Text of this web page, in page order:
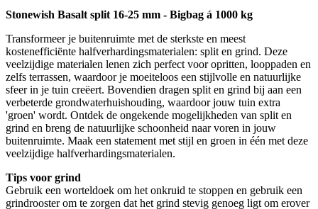
Stonewish Basalt split 16-25 mm - Bigbag á 1000 kg
Transformeer je buitenruimte met de sterkste en meest
kostenefficiënte halfverhardingsmaterialen: split en grind. Deze
veelzijdige materialen lenen zich perfect voor opritten, looppaden en
zelfs terrassen, waardoor je moeiteloos een stijlvolle en natuurlijke
sfeer in je tuin creëert. Bovendien dragen split en grind bij aan een
verbeterde grondwaterhuishouding, waardoor jouw tuin extra
'groen' wordt. Ontdek de ongekende mogelijkheden van split en
grind en breng de natuurlijke schoonheid naar voren in jouw
buitenruimte. Maak een statement met stijl en groen in één met deze
veelzijdige halfverhardingsmaterialen.
Tips voor grind
Gebruik een worteldoek om het onkruid te stoppen en gebruik een
grindrooster om te zorgen dat het grind stevig genoeg ligt om erover